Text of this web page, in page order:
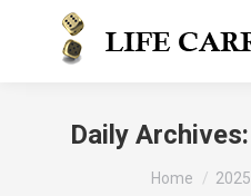
Daily Archives:
You are here:
Home 2025